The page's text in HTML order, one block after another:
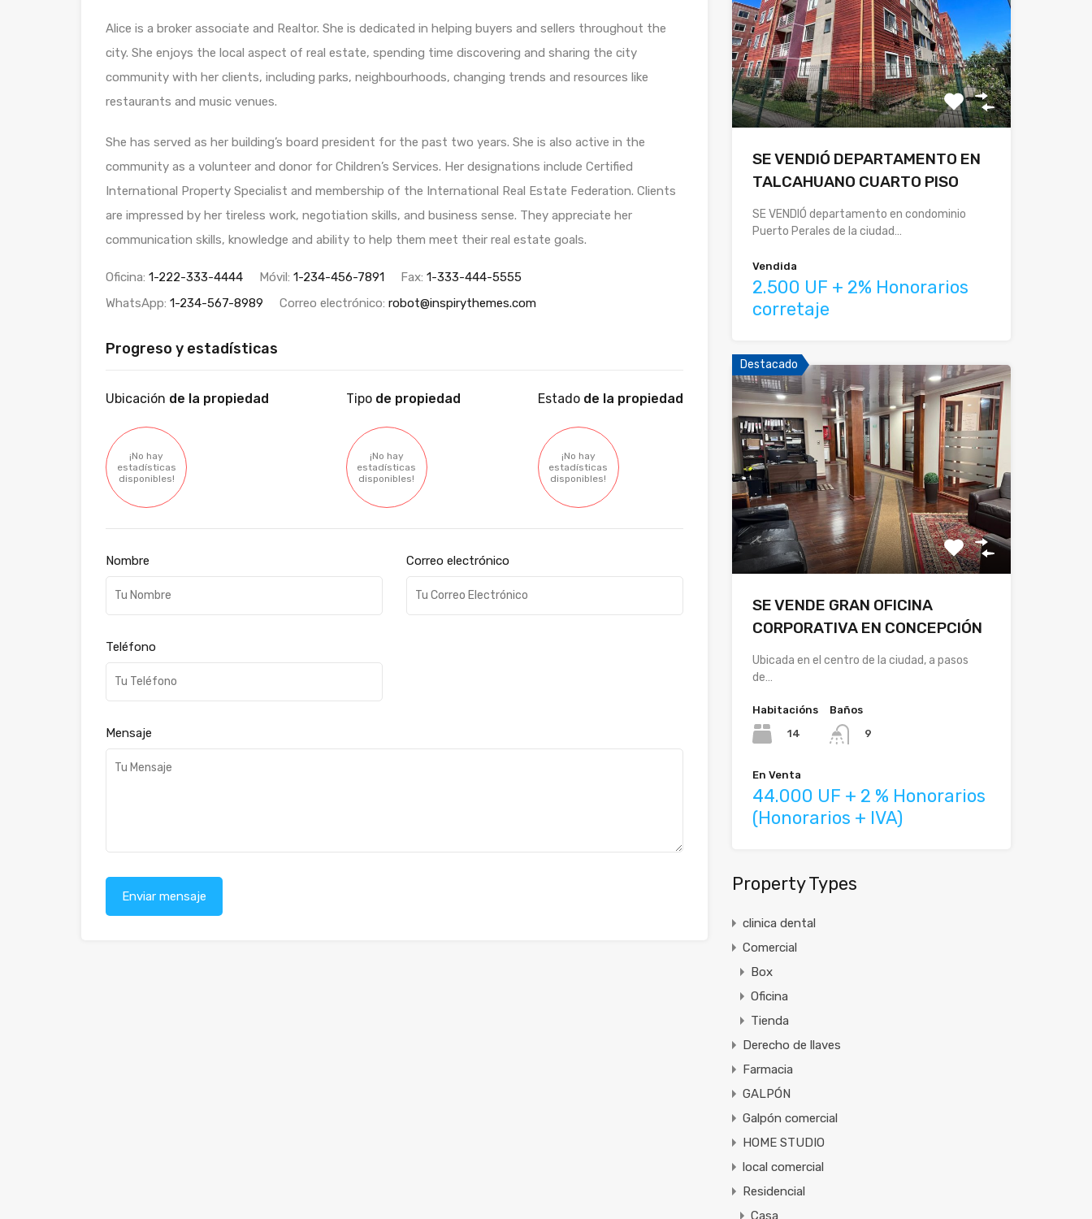
Alice is a broker associate and Realtor. She is dedicated in helping buyers and sellers throughout the
city. She enjoys the local aspect of real estate, spending time discovering and sharing the city
community with her clients, including parks, neighbourhoods, changing trends and resources like
restaurants and music venues.
She has served as her building’s board president for the past two years. She is also active in the
community as a volunteer and donor for Children’s Services. Her designations include Certified
International Property Specialist and membership of the International Real Estate Federation. Clients
are impressed by her tireless work, negotiation skills, and business sense. They appreciate her
communication skills, knowledge and ability to help them meet their real estate goals.
Oficina: 1-222-333-4444 Móvil: 1-234-456-7891 Fax: 1-333-444-5555
WhatsApp: 1-234-567-8989 Correo electrónico: robot@inspirythemes.com
Progreso y estadísticas
Ubicación de la propiedad
¡No hay
estadísticas
disponibles!
Tipode propiedad
¡No hay
estadísticas
disponibles!
Estadode la propiedad
¡No hay
estadísticas
disponibles!
Nombre Correo electrónico
Teléfono
Mensaje
SE VENDIÓ DEPARTAMENTO EN
TALCAHUANO CUARTO PISO
SE VENDIÓ departamento en condominio
Puerto Perales de la ciudad…
Vendida
2.500 UF + 2% Honorarios
corretaje
Destacado
SE VENDE GRAN OFICINA
CORPORATIVA EN CONCEPCIÓN
Ubicada en el centro de la ciudad, a pasos
de…
Habitacións
14
Baños
9
En Venta
44.000 UF + 2 % Honorarios
(Honorarios + IVA)
Property Types
clinica dental
Comercial
Box
Oficina
Tienda
Derecho de llaves
Farmacia
GALPÓN
Galpón comercial
HOME STUDIO
local comercial
Residencial
Casa